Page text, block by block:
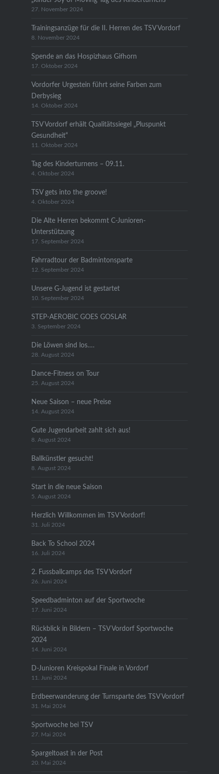
27. November 2024
Trainingsanzüge für die II. Herren des TSV Vordorf
8. November 2024
Spende an das Hospizhaus Gifhorn
17. Oktober 2024
Vordorfer Urgestein führt seine Farben zum
Derbysieg
14. Oktober 2024
TSV Vordorf erhält Qualitätssiegel „Pluspunkt
Gesundheit“
11. Oktober 2024
Tag des Kinderturnens – 09.11.
4. Oktober 2024
TSV gets into the groove!
4. Oktober 2024
Die Alte Herren bekommt C-Junioren-
Unterstützung
17. September 2024
Fahrradtour der Badmintonsparte
12. September 2024
Unsere G-Jugend ist gestartet
10. September 2024
STEP-AEROBIC GOES GOSLAR
3. September 2024
Die Löwen sind los….
28. August 2024
Dance-Fitness on Tour
25. August 2024
Neue Saison – neue Preise
14. August 2024
Gute Jugendarbeit zahlt sich aus!
8. August 2024
Ballkünstler gesucht!
8. August 2024
Start in die neue Saison
5. August 2024
Herzlich Willkommen im TSV Vordorf!
31. Juli 2024
Back To School 2024
16. Juli 2024
2. Fussballcamps des TSV Vordorf
26. Juni 2024
Speedbadminton auf der Sportwoche
17. Juni 2024
Rückblick in Bildern – TSV Vordorf Sportwoche
2024
14. Juni 2024
D-Junioren Kreispokal Finale in Vordorf
11. Juni 2024
Erdbeerwanderung der Turnsparte des TSV Vordorf
31. Mai 2024
Sportwoche bei TSV
27. Mai 2024
Spargeltoast in der Post
20. Mai 2024